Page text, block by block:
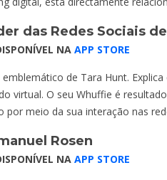
das Redes Sociais
NA APP STORE
emblemático de Tara Hunt.
virtual. O seu Whuffie é
por meio da sua interação nas
Rosen
NA APP STORE